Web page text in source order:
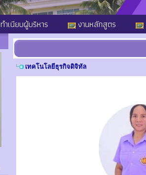
ทำเนียบผู้บริหาร งานหลักสูตร
เทคโนโลยีธุรกิจดิจิทัล